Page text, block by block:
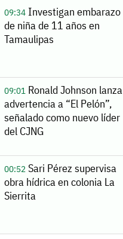
09:34Investigan embarazo
de niña de 11 años en
Tamaulipas
09:01Ronald Johnson lanza
advertencia a “El Pelón”,
señalado como nuevo líder
del CJNG
00:52Sari Pérez supervisa
obra hídrica en colonia La
Sierrita